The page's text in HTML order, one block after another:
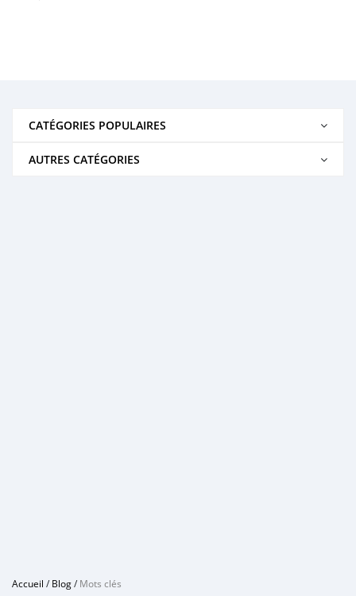
CATÉGORIES POPULAIRES
AUTRES CATÉGORIES
Accueil /Blog/Mots clés